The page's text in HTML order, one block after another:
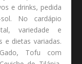
e drinks, pedida
No cardápio
variedade e
e dietas variadas.
Tofu com